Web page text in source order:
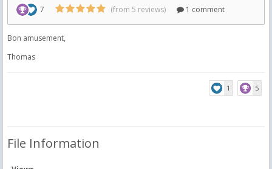
Bon amusement,
Thomas
1 5
File Information